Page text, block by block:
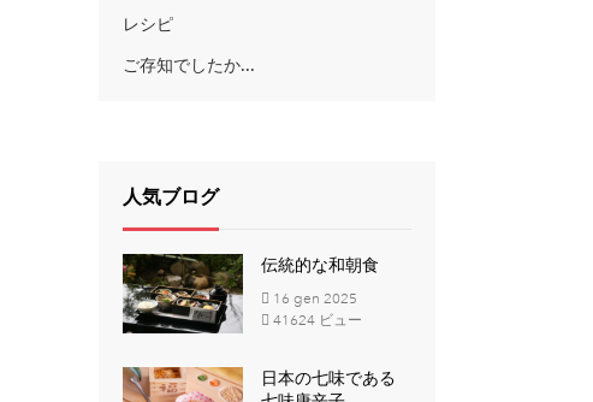
レシピ
ご存知でしたか...
人気ブログ
伝統的な和朝食
16 gen 2025
41624 ビュー
日本の七味である